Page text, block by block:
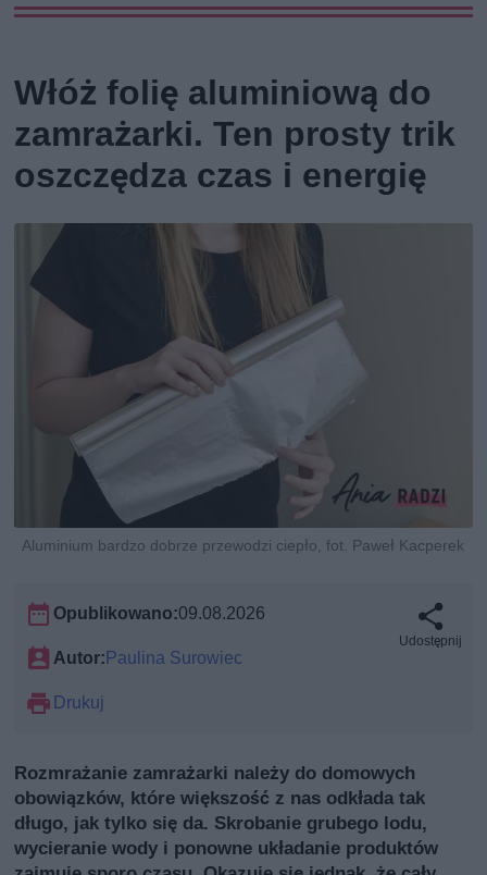
Włóż folię aluminiową do
zamrażarki. Ten prosty trik
oszczędza czas i energię
Aluminium bardzo dobrze przewodzi ciepło, fot. Paweł Kacperek
Opublikowano:09.08.2026
Autor: Paulina Surowiec
Drukuj
Udostępnij
Rozmrażanie zamrażarki należy do domowych
obowiązków, które większość z nas odkłada tak
długo, jak tylko się da. Skrobanie grubego lodu,
wycieranie wody i ponowne układanie produktów